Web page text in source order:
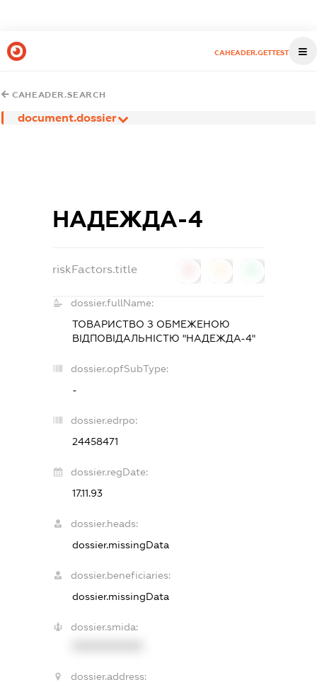
CAHEADER.GETTEST
CAHEADER.SEARCH
document.dossier
НАДЕЖДА-4
riskFactors.title
dossier.fullName:
ТОВАРИСТВО З ОБМЕЖЕНОЮ
ВІДПОВІДАЛЬНІСТЮ "НАДЕЖДА-4"
dossier.opfSubType:
-
dossier.edrpo:
24458471
dossier.regDate:
17.11.93
dossier.heads:
dossier.missingData
dossier.beneficiaries:
dossier.missingData
dossier.smida:
dossier.address: